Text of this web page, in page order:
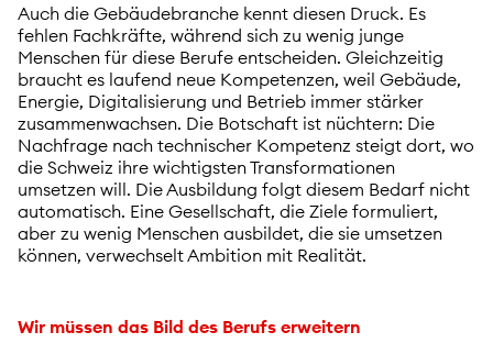
Auch die Gebäudebranche kennt diesen Druck. Es
fehlen Fachkräfte, während sich zu wenig junge
Menschen für diese Berufe entscheiden. Gleichzeitig
braucht es laufend neue Kompetenzen, weil Gebäude,
Energie, Digitalisierung und Betrieb immer stärker
zusammenwachsen. Die Botschaft ist nüchtern: Die
Nachfrage nach technischer Kompetenz steigt dort, wo
die Schweiz ihre wichtigsten Transformationen
umsetzen will. Die Ausbildung folgt diesem Bedarf nicht
automatisch. Eine Gesellschaft, die Ziele formuliert,
aber zu wenig Menschen ausbildet, die sie umsetzen
können, verwechselt Ambition mit Realität.
Wir müssen das Bild des Berufs erweitern